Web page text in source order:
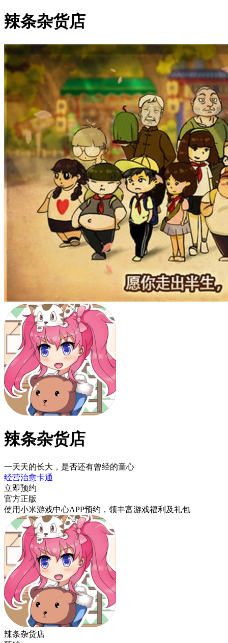
辣条杂货店
辣条杂货店
一天天的长大，是否还有曾经的童心
经营治愈卡通
立即预约
官方正版
使用小米游戏中心APP预约 ，领丰富游戏福利 及礼包
辣条杂货店